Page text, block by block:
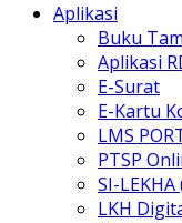
Aplikasi
Buku
Aplikasi
E-Surat
E-Kartu
LMS
PTSP
SI-
LKH